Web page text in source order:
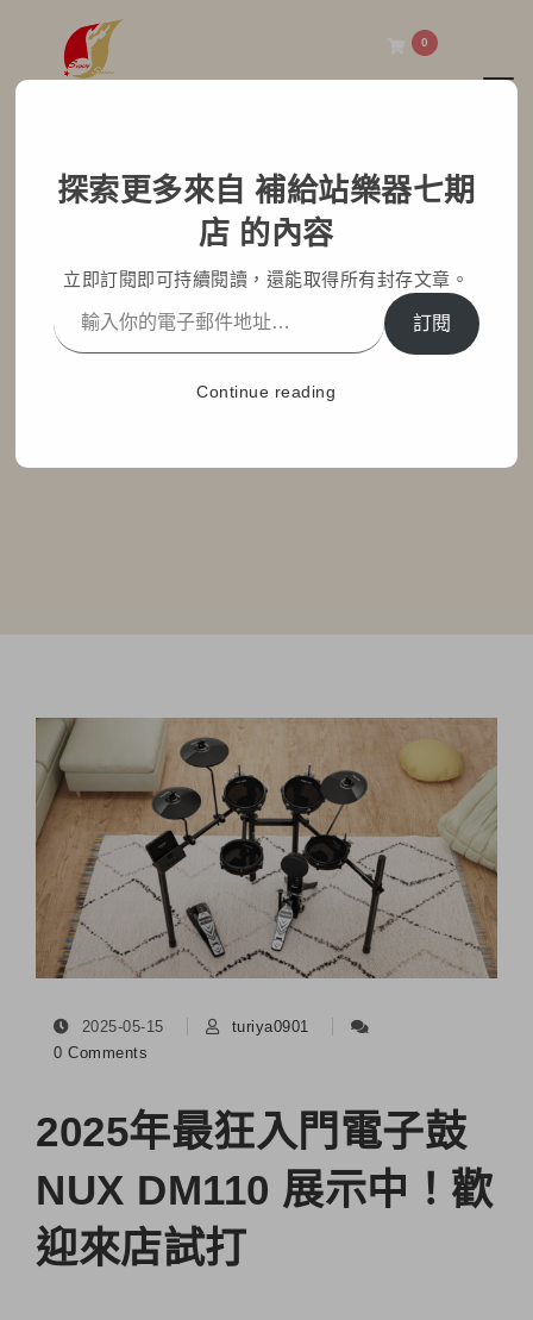
0
2025年最狂入門電子鼓
NUX DM110 展示中！歡
迎來店試打
Home 部落格文章 最新消息
2025-05-15
turiya0901
0 Comments
2025年最狂入門電子鼓
NUX DM110 展示中！歡
迎來店試打
探索更多來自 補給站樂器七期
店 的內容
立即訂閱即可持續閱讀，還能取得所有封存文章。
訂閱
Continue reading